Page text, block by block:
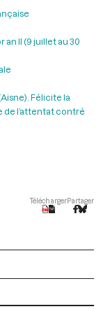
an II (9 juillet au 30
Félicite la
de l’attentat contré
TéléchargerPartager